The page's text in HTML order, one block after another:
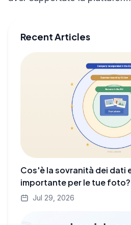
Recent Articles
Cos'è la sovranità dei dati
importante per le tue foto?
Jul 29, 2026